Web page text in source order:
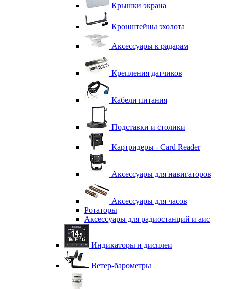
Крышки экрана
Кронштейны эхолота
Аксессуары к радарам
Крепления датчиков
Кабели питания
Подставки и столики
Картридеры - Card Reader
Аксессуары для навигаторов
Аксессуары для часов
Ротаторы
Аксессуары для радиостанций и аис
Индикаторы и дисплеи
Ветер-барометры